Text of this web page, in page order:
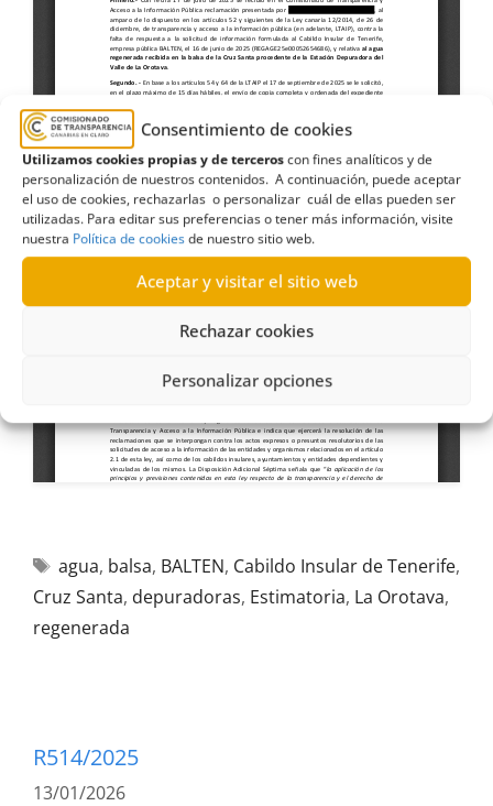
Consentimiento de cookies
Utilizamos cookies propias y de terceroscon fines analíticos y de
personalización de nuestros contenidos. A continuación, puede aceptar
el uso de cookies, rechazarlas o personalizar cuál de ellas pueden ser
utilizadas. Para editar sus preferencias o tener más información, visite
nuestra Política de cookiesde nuestro sitio web.
Aceptar y visitar el sitio web
Rechazar cookies
Personalizar opciones
agua, balsa, BALTEN, Cabildo Insular de Tenerife,
Cruz Santa, depuradoras, Estimatoria, La Orotava,
regenerada
R514/2025
13/01/2026